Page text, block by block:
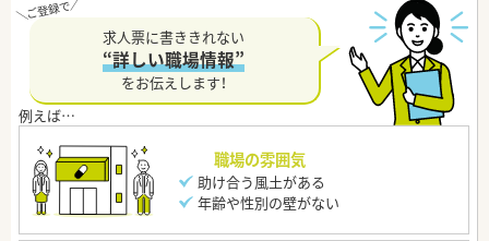
求人票に書ききれない
“詳しい職場情報”
をお伝えします！
職場の雰囲気
助け合う風土がある
年齢や性別の壁がない